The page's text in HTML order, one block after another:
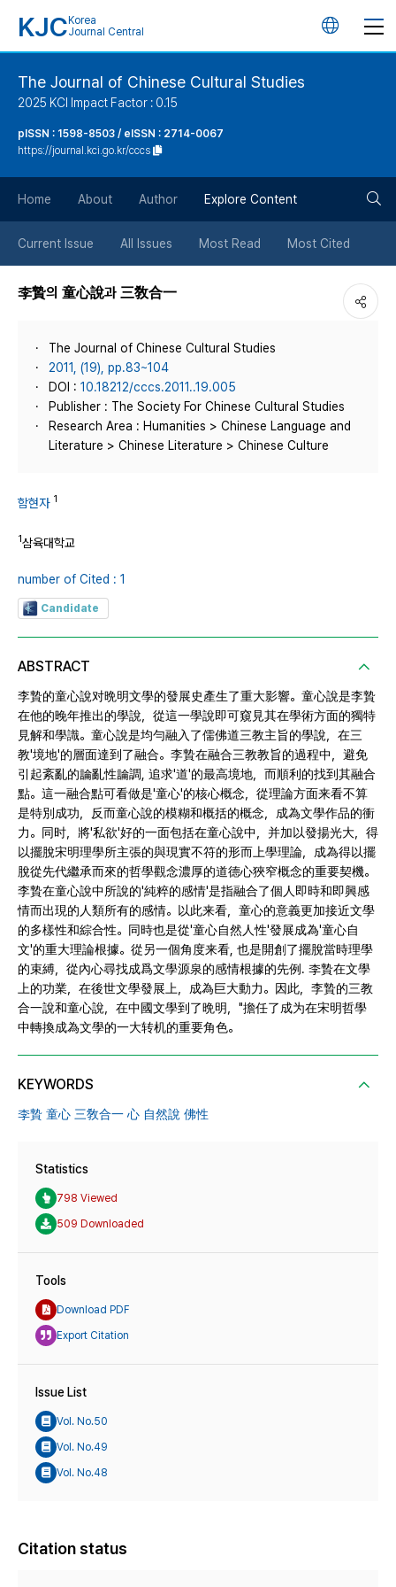
KJC Korea
Journal Central
언
튼
The Journal of Chinese Cultural Studies
2025 KCI Impact Factor : 0.15
pISSN : 1598-8503 / eISSN : 2714-0067
https://journal.kci.go.kr/cccs
Home About Author Explore Content
Current Issue All Issues Most Read Most Cited
李贄의 童心說과 三敎合一
The Journal of Chinese Cultural Studies
2011, (19), pp.83~104
DOI : 10.18212/cccs.2011..19.005
Publisher : The Society For Chinese Cultural Studies
Research Area : Humanities > Chinese Language and
Literature > Chinese Literature > Chinese Culture
함현자 1
1삼육대학교
number of Cited : 1
Candidate
ABSTRACT
李贄的童心說对晩明文學的發展史產生了重大影響。童心說是李贄
在他的晚年推出的學說，從這一學說即可窺見其在學術方面的獨特
見解和學識。童心說是均勻融入了儒佛道三教主旨的學說，在三
教'境地'的層面達到了融合。李贄在融合三教教旨的過程中，避免
引起紊亂的論亂性論調, 追求'道'的最高境地，而順利的找到其融合
點。這一融合點可看做是'童心'的核心概念，從理論方面来看不算
是特別成功，反而童心說的模糊和概括的概念，成為文學作品的衝
力。同时，將'私欲'好的一面包括在童心說中，并加以發揚光大，得
以擺脫宋明理學所主張的與現實不符的形而上學理論，成為得以擺
脫從先代繼承而來的哲學觀念濃厚的道德心狹窄概念的重要契機。
李贄在童心說中所說的'純粹的感情'是指融合了個人即時和即興感
情而出現的人類所有的感情。以此来看，童心的意義更加接近文學
的多樣性和綜合性。同時也是從'童心自然人性'發展成為'童心自
文'的重大理論根據。從另一個角度来看, 也是開創了擺脫當時理學
的束縛，從內心尋找成爲文學源泉的感情根據的先例. 李贄在文學
上的功業，在後世文學發展上，成為巨大動力。因此，李贄的三教
合一說和童心說，在中國文學到了晩明，"擔任了成为在宋明哲學
中轉換成為文學的一大转机的重要角色。
KEYWORDS
李贄 童心 三敎合一 心 自然說 佛性
Statistics
798 Viewed
509 Downloaded
Tools
Download PDF
Export Citation
Issue List
Vol. No.50
Vol. No.49
Vol. No.48
Citation status